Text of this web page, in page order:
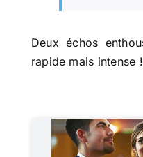
Deux échos
rapide mais intense !